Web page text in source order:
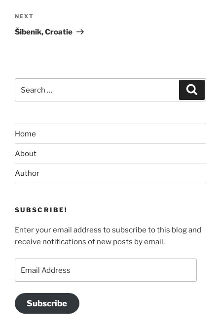
Next
Post
NEXT
Šibenik, Croatie
Home
About
Author
SUBSCRIBE!
Enter your email address to subscribe to this blog and
receive notifications of new posts by email.
Subscribe